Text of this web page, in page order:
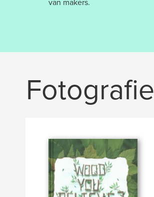
van makers.
Fotografie